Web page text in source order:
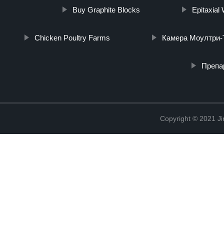
Buy Graphite Blocks Epitaxial
Chicken Poultry Farms Камера Моултри-
Copyright © 2021